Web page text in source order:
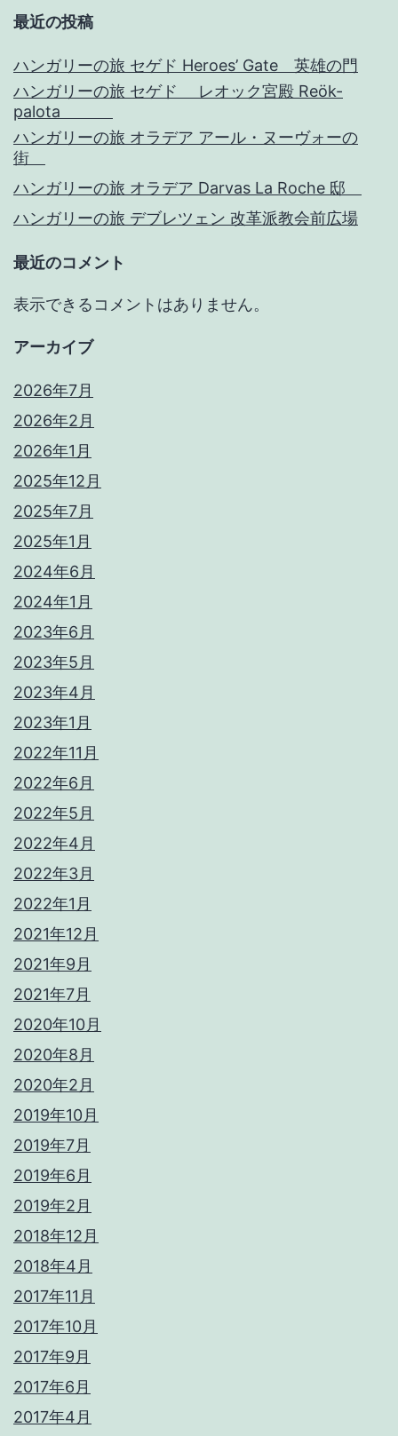
最近の投稿
ハンガリーの旅 セゲド Heroes’ Gate 英雄の門
ハンガリーの旅 セゲド レオック宮殿 Reök-
palota
ハンガリーの旅 オラデア アール・ヌーヴォーの
街
ハンガリーの旅 オラデア Darvas La Roche 邸
ハンガリーの旅 デブレツェン 改革派教会前広場
最近のコメント
表示できるコメントはありません。
アーカイブ
2026年7月
2026年2月
2026年1月
2025年12月
2025年7月
2025年1月
2024年6月
2024年1月
2023年6月
2023年5月
2023年4月
2023年1月
2022年11月
2022年6月
2022年5月
2022年4月
2022年3月
2022年1月
2021年12月
2021年9月
2021年7月
2020年10月
2020年8月
2020年2月
2019年10月
2019年7月
2019年6月
2019年2月
2018年12月
2018年4月
2017年11月
2017年10月
2017年9月
2017年6月
2017年4月